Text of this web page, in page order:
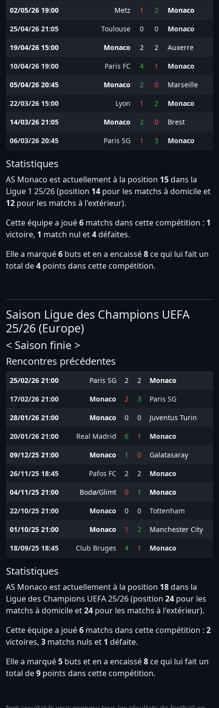
02/05/26 19:00
Metz 1 2
Monaco
25/04/26 21:05
Toulouse 0 0
Monaco
19/04/26 15:00
Monaco 2 2
Auxerre
10/04/26 19:00
Paris FC 4 1
Monaco
05/04/26 20:45
Monaco 2 0
Marseille
22/03/26 15:00
Lyon 1 2
Monaco
14/03/26 21:05
Monaco 2 0
Brest
06/03/26 20:45
Paris SG 1 3 Monaco
Statistiques
AS Monaco est actuellement à la position 15dans la
Ligue 1 25/26 (position 14 pour les matchs à domicile et
12 pour les matchs à l'extérieur).
Cette équipe a joué6 matchs dans cette compétition : 1
victoire, 1 match nul et4défaites.
Elle a marqué6 buts et en a encaissé8 ce qui lui fait un
total de4 points dans cette compétition.
Saison Ligue des Champions UEFA
25/26 (Europe)
< Saison finie >
Rencontres précédentes
25/02/26 21:00 Paris SG 2 2
Monaco
17/02/26 21:00
Monaco 2 3
Paris SG
28/01/26 21:00
Monaco 0 0
Juventus Turin
20/01/26 21:00
Real Madrid 6 1
Monaco
09/12/25 21:00
Monaco 1 0
Galatasaray
26/11/25 18:45
Pafos FC 2 2
Monaco
04/11/25 21:00
Bodø/Glimt 0 1
Monaco
22/10/25 21:00
Monaco 0 0
Tottenham
01/10/25 21:00
Monaco 1 2
Manchester City
18/09/25 18:45
Club Bruges 4 1 Monaco
Statistiques
AS Monaco est actuellement à la position 18dans la
Ligue des Champions UEFA 25/26 (position 24 pour les
matchs à domicile et24 pour les matchs à l'extérieur).
Cette équipe a joué6 matchs dans cette compétition : 2
victoires, 3 matchs nuls et 1 défaite.
Elle a marqué5 buts et en a encaissé8 ce qui lui fait un
total de9 points dans cette compétition.